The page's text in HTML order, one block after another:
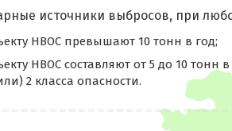
источники выбросов, при
НВОС превышают 10 тонн в год;
НВОС составляют от 5 до 10 тонн
2 класса опасности.